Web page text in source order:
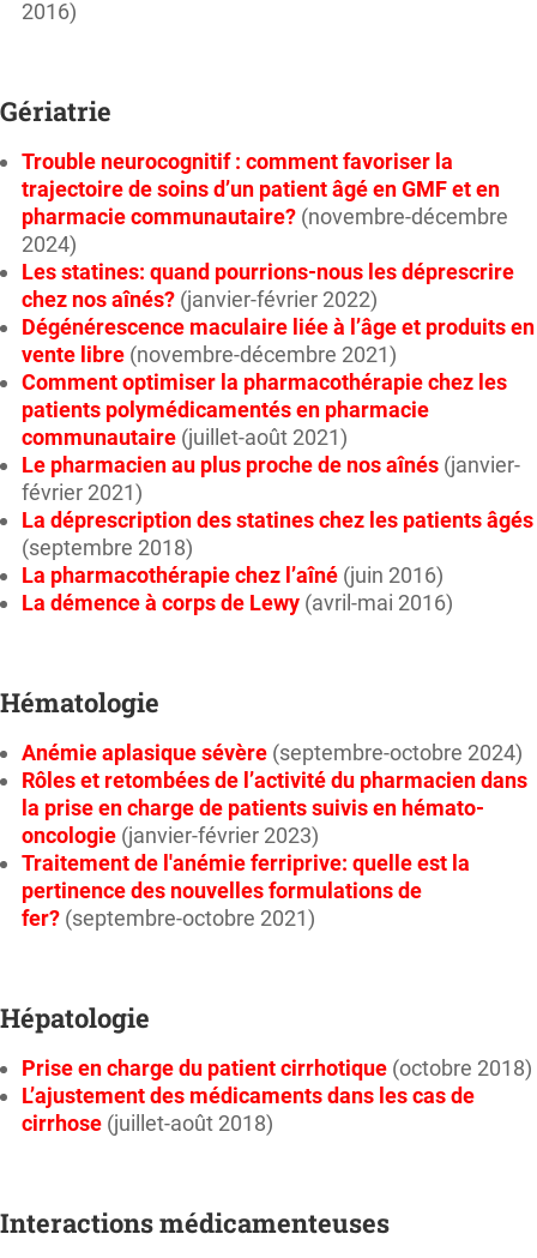
2016)
Gériatrie
Trouble neurocognitif : comment favoriser la
trajectoire de soins d’un patient âgé en GMF et en
pharmacie communautaire? (novembre-décembre
2024)
Les statines: quand pourrions-nous les déprescrire
chez nos aînés? (janvier-février 2022)
Dégénérescence maculaire liée à l’âge et produits en
vente libre (novembre-décembre 2021)
Comment optimiser la pharmacothérapie chez les
patients polymédicamentés en pharmacie
communautaire (juillet-août 2021)
Le pharmacien au plus proche de nos aînés (janvier-
février 2021)
La déprescription des statines chez les patients âgés
(septembre 2018)
La pharmacothérapie chez l’aîné (juin 2016)
La démence à corps de Lewy (avril-mai 2016)
Hématologie
Anémie aplasique sévère (septembre-octobre 2024)
Rôles et retombées de l’activité du pharmacien dans
la prise en charge de patients suivis en hémato-
oncologie (janvier-février 2023)
Traitement de l'anémie ferriprive: quelle est la
pertinence des nouvelles formulations de
fer? (septembre-octobre 2021)
Hépatologie
Prise en charge du patient cirrhotique (octobre 2018)
L’ajustement des médicaments dans les cas de
cirrhose (juillet-août 2018)
Interactions médicamenteuses